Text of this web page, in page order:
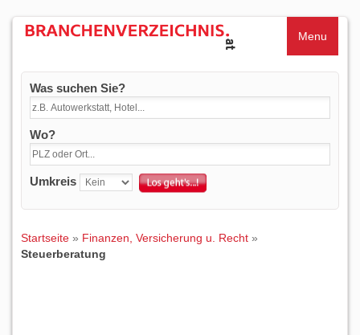
Menu
Was suchen Sie?
Wo?
Umkreis
Startseite » Finanzen, Versicherung u. Recht »
Steuerberatung